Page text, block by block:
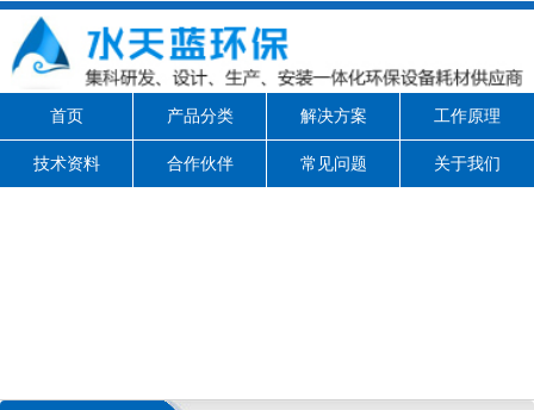
首页 产品分类 解决方案 工作原理
技术资料 合作伙伴 常见问题 关于我们